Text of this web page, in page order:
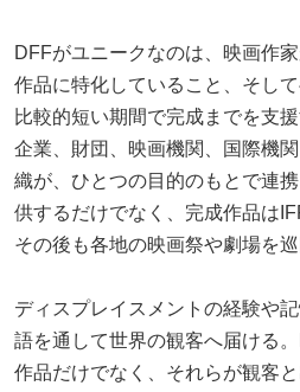
DFFがユニークなのは、映画作
作品に特化していること、そし
比較的短い期間で完成までを支
企業、財団、映画機関、国際機
織が、ひとつの目的のもとで連
供するだけでなく、完成作品は
その後も各地の映画祭や劇場を巡
ディスプレイスメントの経験や
語を通して世界の観客へ届ける
作品だけでなく、それらが観客